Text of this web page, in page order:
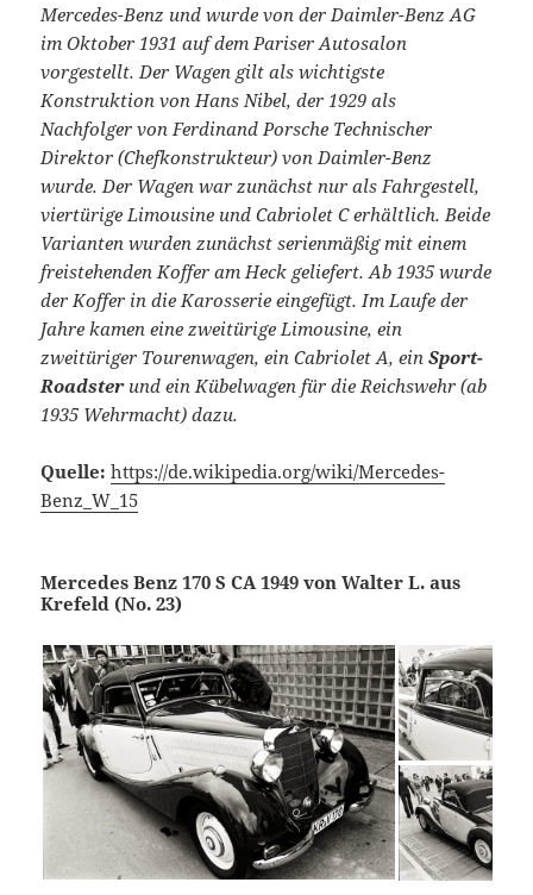
Mercedes-Benz und wurde von der Daimler-Benz AG
im Oktober 1931 auf dem Pariser Autosalon
vorgestellt. Der Wagen gilt als wichtigste
Konstruktion von Hans Nibel, der 1929 als
Nachfolger von Ferdinand Porsche Technischer
Direktor (Chefkonstrukteur) von Daimler-Benz
wurde. Der Wagen war zunächst nur als Fahrgestell,
viertürige Limousine und Cabriolet C erhältlich. Beide
Varianten wurden zunächst serienmäßig mit einem
freistehenden Koffer am Heck geliefert. Ab 1935 wurde
der Koffer in die Karosserie eingefügt. Im Laufe der
Jahre kamen eine zweitürige Limousine, ein
zweitüriger Tourenwagen, ein Cabriolet A, einSport-
Roadsterund ein Kübelwagen für die Reichswehr (ab
1935 Wehrmacht) dazu.
Quelle: https://de.wikipedia.org/wiki/Mercedes-
Benz_W_15
Mercedes Benz 170 S CA 1949 von Walter L. aus
Krefeld (No. 23)